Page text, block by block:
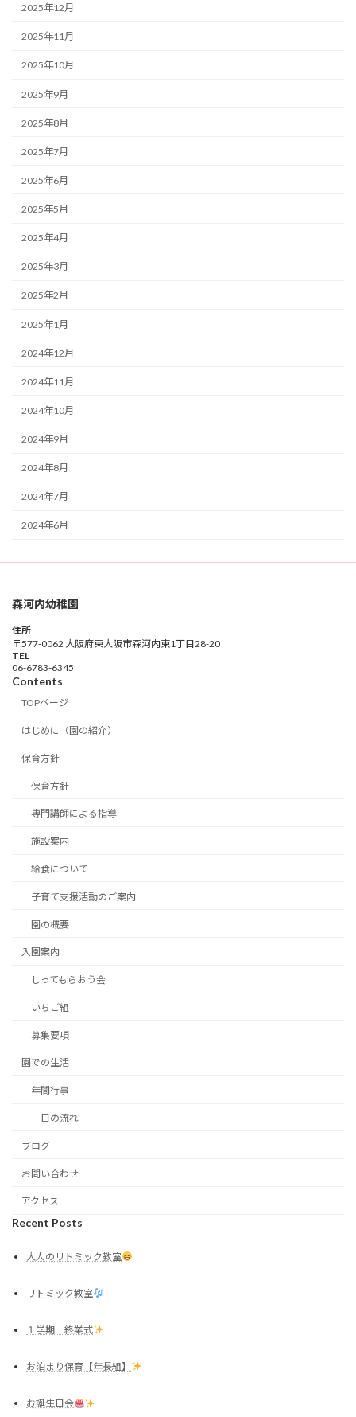
2025年12月
2025年11月
2025年10月
2025年9月
2025年8月
2025年7月
2025年6月
2025年5月
2025年4月
2025年3月
2025年2月
2025年1月
2024年12月
2024年11月
2024年10月
2024年9月
2024年8月
2024年7月
2024年6月
森河内幼稚園
住所
〒577-0062 大阪府東大阪市森河内東1丁目28-20
TEL
06-6783-6345
Contents
TOPページ
はじめに（園の紹介）
保育方針
保育方針
専門講師による指導
施設案内
給食について
子育て支援活動のご案内
園の概要
入園案内
しってもらおう会
いちご組
募集要項
園での生活
年間行事
一日の流れ
ブログ
お問い合わせ
アクセス
Recent Posts
大人のリトミック教室
リトミック教室
１学期 終業式
お泊まり保育【年長組】
お誕生日会